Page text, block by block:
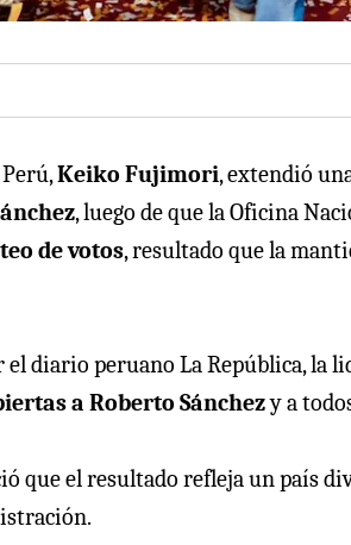
Keiko Fujimori, extendió
, luego de que la Oficina
de votos, resultado que la
diario peruano La República, la
a Roberto Sánchezy a
que el resultado refleja un país